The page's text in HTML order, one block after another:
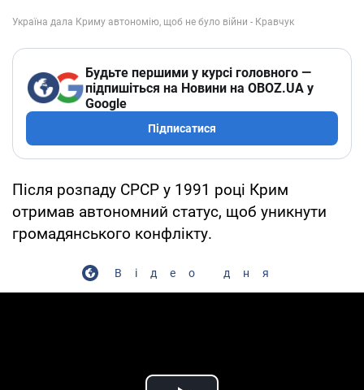
Будьте першими у курсі головного —
підпишіться на Новини на OBOZ.UA у
Google
Підписатися
Після розпаду СРСР у 1991 році Крим
отримав автономний статус, щоб уникнути
громадянського конфлікту.
Відео дня